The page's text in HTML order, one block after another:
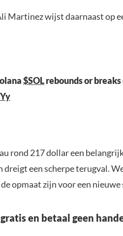
Martinez wijst daarnaast op
$SOLrebounds or
rond 217 dollar een
dreigt een scherpe terugval.
opmaat zijn voor een
en betaal geen